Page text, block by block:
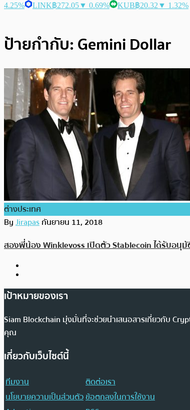
4.25%
LINK฿272.05▼ 0.69% KUB฿20.32 ▼ 1.32%
ป้ายกำกับ: Gemini Dollar
ต่างประเทศ
ByJirapasกันยายน 11, 2018
สองพี่น้อง Winklevoss เปิดตัว Stablecoin ได้รับอ
เป้าหมายของเรา
Siam Blockchain มุ่งมั่นที่จะช่วยนำเสนอสารเกี่ยวกับ
คุณ
เกี่ยวกับเว็บไซต์นี้
ทีมงาน
ติดต่อเรา
นโยบายความเป็นส่วนตัวข้อตกลงในการใช้งาน